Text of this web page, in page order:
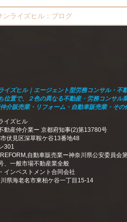
ンライズヒル：ブログ
イズヒル｜エージェント型労務コンサル・
位置で、２色の異なる不動産・労務コンサル
介販売業・リフォーム・自動車販売業・その
イズヒル
動産仲介業ー 京都府知事(2)第13780号
伏見区深草鞍ケ谷13番地48
301
自動車販売業ー神奈川県公安委員会
、一般市場不動産業全般
インベストメント合同会社
県海老名市東柏ケ谷一丁目15-14